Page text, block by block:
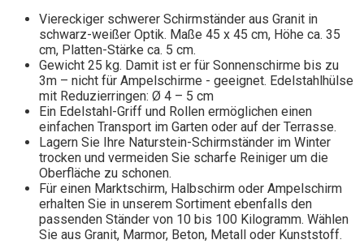
Viereckiger schwerer Schirmständer aus Granit in
schwarz-weißer Optik. Maße 45 x 45 cm, Höhe ca. 35
cm, Platten-Stärke ca. 5 cm.
Gewicht 25 kg. Damit ist er für Sonnenschirme bis zu
3m – nicht für Ampelschirme - geeignet. Edelstahlhülse
mit Reduzierringen: Ø 4 – 5 cm
Ein Edelstahl-Griff und Rollen ermöglichen einen
einfachen Transport im Garten oder auf der Terrasse.
Lagern Sie Ihre Naturstein-Schirmständer im Winter
trocken und vermeiden Sie scharfe Reiniger um die
Oberfläche zu schonen.
Für einen Marktschirm, Halbschirm oder Ampelschirm
erhalten Sie in unserem Sortiment ebenfalls den
passenden Ständer von 10 bis 100 Kilogramm. Wählen
Sie aus Granit, Marmor, Beton, Metall oder Kunststoff.